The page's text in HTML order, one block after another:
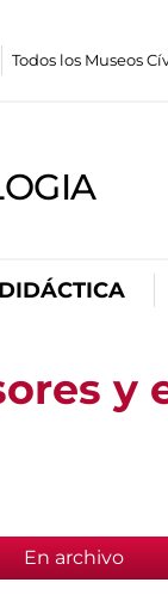
Todos los Museos
DIDÁCTICA
y
En archivo